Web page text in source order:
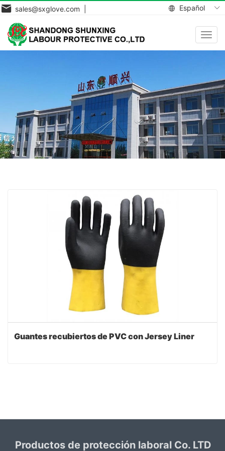
Español
sales@sxglove.com |
Guantes recubiertos de PVC con Jersey Liner
Productos de protección laboral Co. LTD